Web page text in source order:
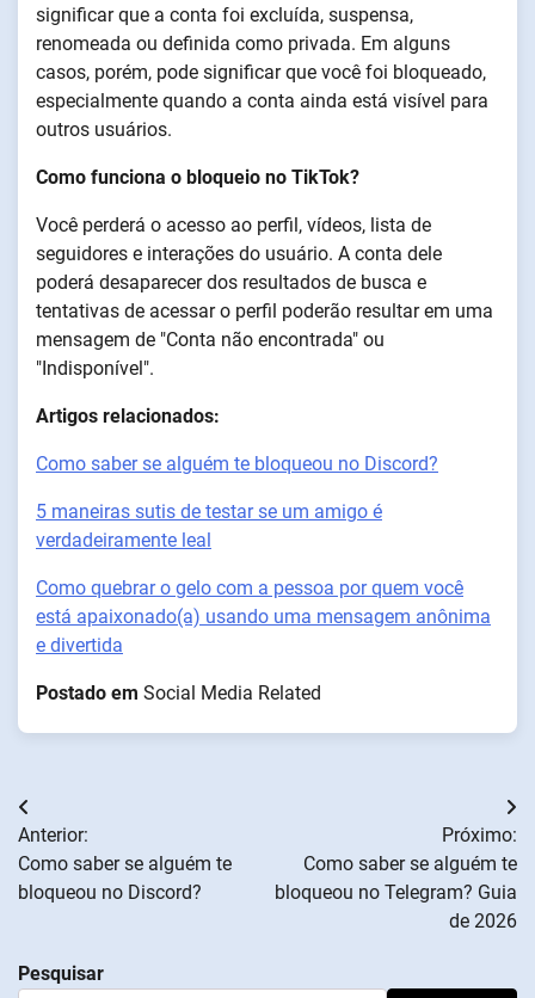
significar que a conta foi excluída, suspensa,
renomeada ou definida como privada. Em alguns
casos, porém, pode significar que você foi bloqueado,
especialmente quando a conta ainda está visível para
outros usuários.
Como funciona o bloqueio no TikTok?
Você perderá o acesso ao perfil, vídeos, lista de
seguidores e interações do usuário. A conta dele
poderá desaparecer dos resultados de busca e
tentativas de acessar o perfil poderão resultar em uma
mensagem de "Conta não encontrada" ou
"Indisponível".
Artigos relacionados:
Como saber se alguém te bloqueou no Discord?
5 maneiras sutis de testar se um amigo é
verdadeiramente leal
Como quebrar o gelo com a pessoa por quem você
está apaixonado(a) usando uma mensagem anônima
e divertida
Postado em Social Media Related
Navegação
de
artigos
Anterior:
Como saber se alguém te
bloqueou no Discord?
Próximo:
Como saber se alguém te
bloqueou no Telegram? Guia
de 2026
Pesquisar